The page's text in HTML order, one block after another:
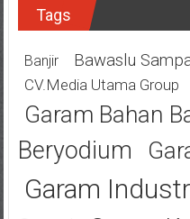
Tags
Banjir Bawaslu
CV.Media Utama Group
Garam Bahan
Beryodium
Garam